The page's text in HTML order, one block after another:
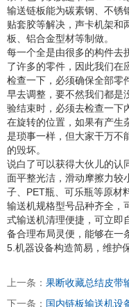
输送链板能为碳素钢、不锈
贴套胶等解决，声卡机架和
板、铝合金型材等制做。
每一个全是由很多的构件去
了许多的零件，因此我们在
检查一下，必须确保全部零
早去调整，要不然我们都是
验结束时，必须去检查一下
在旋转的位置，如果有产生
是琐事一样，但大家干万不
的毁坏。
说白了可以获得大伙儿的认
面平整光洁，滑动摩擦力较
子、PET瓶、可乐瓶等原材
输送机规格型号品种齐全，
式输送机清理便捷，可立即
备合理布局灵便，能够在一
5.机器设备构造简易，维护
上一条： 果断收藏总结皮带
下一条： 国内链板输送机设